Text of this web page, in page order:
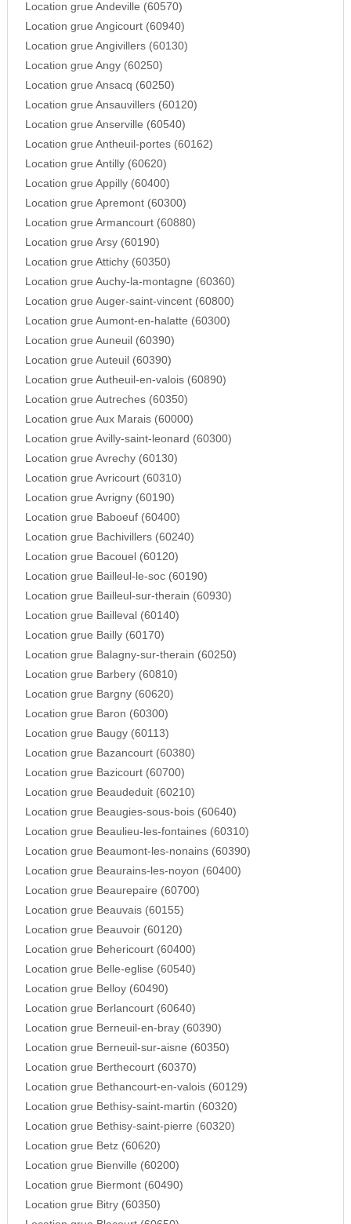
Location grue Andeville (60570)
Location grue Angicourt (60940)
Location grue Angivillers (60130)
Location grue Angy (60250)
Location grue Ansacq (60250)
Location grue Ansauvillers (60120)
Location grue Anserville (60540)
Location grue Antheuil-portes (60162)
Location grue Antilly (60620)
Location grue Appilly (60400)
Location grue Apremont (60300)
Location grue Armancourt (60880)
Location grue Arsy (60190)
Location grue Attichy (60350)
Location grue Auchy-la-montagne (60360)
Location grue Auger-saint-vincent (60800)
Location grue Aumont-en-halatte (60300)
Location grue Auneuil (60390)
Location grue Auteuil (60390)
Location grue Autheuil-en-valois (60890)
Location grue Autreches (60350)
Location grue Aux Marais (60000)
Location grue Avilly-saint-leonard (60300)
Location grue Avrechy (60130)
Location grue Avricourt (60310)
Location grue Avrigny (60190)
Location grue Baboeuf (60400)
Location grue Bachivillers (60240)
Location grue Bacouel (60120)
Location grue Bailleul-le-soc (60190)
Location grue Bailleul-sur-therain (60930)
Location grue Bailleval (60140)
Location grue Bailly (60170)
Location grue Balagny-sur-therain (60250)
Location grue Barbery (60810)
Location grue Bargny (60620)
Location grue Baron (60300)
Location grue Baugy (60113)
Location grue Bazancourt (60380)
Location grue Bazicourt (60700)
Location grue Beaudeduit (60210)
Location grue Beaugies-sous-bois (60640)
Location grue Beaulieu-les-fontaines (60310)
Location grue Beaumont-les-nonains (60390)
Location grue Beaurains-les-noyon (60400)
Location grue Beaurepaire (60700)
Location grue Beauvais (60155)
Location grue Beauvoir (60120)
Location grue Behericourt (60400)
Location grue Belle-eglise (60540)
Location grue Belloy (60490)
Location grue Berlancourt (60640)
Location grue Berneuil-en-bray (60390)
Location grue Berneuil-sur-aisne (60350)
Location grue Berthecourt (60370)
Location grue Bethancourt-en-valois (60129)
Location grue Bethisy-saint-martin (60320)
Location grue Bethisy-saint-pierre (60320)
Location grue Betz (60620)
Location grue Bienville (60200)
Location grue Biermont (60490)
Location grue Bitry (60350)